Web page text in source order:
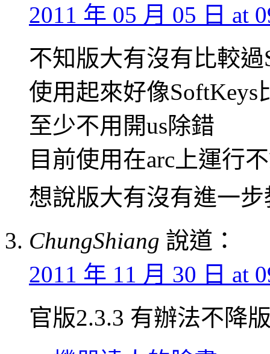
2011 年 05 月 05 日 at
不知版大有沒有比較過
使用起來好像SoftKeys
至少不用開us除錯
目前使用在arc上運行
想說版大有沒有進一
ChungShiang 說道：
2011 年 11 月 30 日 at
官版2.3.3 有辦法不降